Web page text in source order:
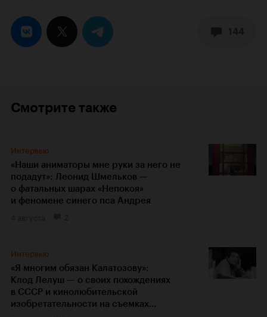
Смотрите также
Интервью
«Наши аниматоры мне руки за него не
подадут»: Леонид Шмельков —
о фатальных шарах «Непокоя»
и феномене синего пса Андрея
Интервью
«Я многим обязан Калатозову»:
Клод Лелуш — о своих похождениях
в СССР и кинолюбительской
изобретательности на съемках